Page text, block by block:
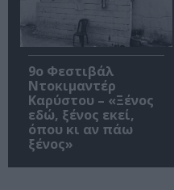
9ο Φεστιβάλ
Ντοκιμαντέρ
Καρύστου – «Ξένος
εδώ, ξένος εκεί,
όπου κι αν πάω
ξένος»